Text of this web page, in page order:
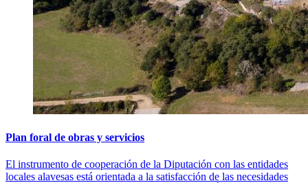
Plan foral de obras y servicios
El instrumento de cooperación de la Diputación con las entidades
locales alavesas está orientada a la satisfacción de las necesidades